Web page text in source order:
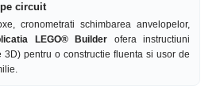
circuit
cronometrati schimbarea anvelopelor,
LEGO® Builder ofera instructiuni
3D) pentru o constructie fluenta si usor de